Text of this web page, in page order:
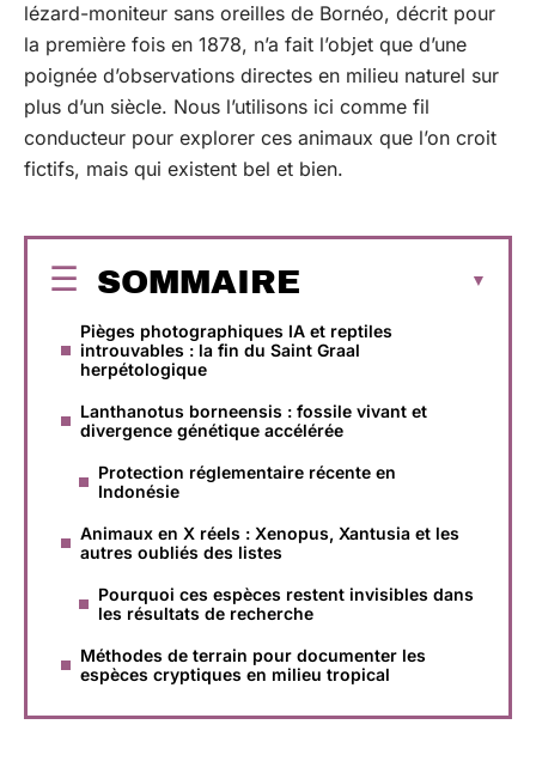
lézard-moniteur sans oreilles de Bornéo, décrit pour
la première fois en 1878, n’a fait l’objet que d’une
poignée d’observations directes en milieu naturel sur
plus d’un siècle. Nous l’utilisons ici comme fil
conducteur pour explorer ces animaux que l’on croit
fictifs, mais qui existent bel et bien.
SOMMAIRE
Pièges photographiques IA et reptiles
introuvables : la fin du Saint Graal
herpétologique
Lanthanotus borneensis : fossile vivant et
divergence génétique accélérée
Protection réglementaire récente en
Indonésie
Animaux en X réels : Xenopus, Xantusia et les
autres oubliés des listes
Pourquoi ces espèces restent invisibles dans
les résultats de recherche
Méthodes de terrain pour documenter les
espèces cryptiques en milieu tropical